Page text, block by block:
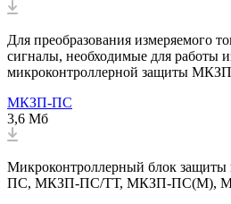
Для преобразования измеряемого
сигналы, необходимые для работы
микроконтроллерной защиты
МКЗП-ПС
3,6 Мб
Микроконтроллерный блок
ПС, МКЗП-ПС/ТТ, МКЗП-ПС(М),